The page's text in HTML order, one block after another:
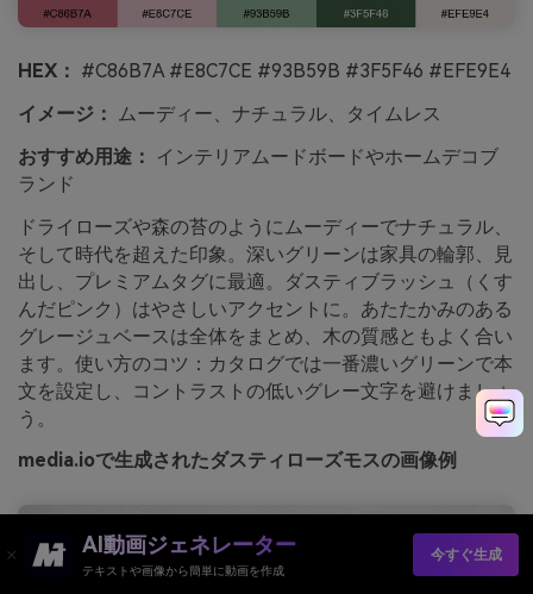
HEX： #C86B7A #E8C7CE #93B59B #3F5F46 #EFE9E4
イメージ： ムーディー、ナチュラル、タイムレス
おすすめ用途：
インテリアムードボードやホームデコブ
ランド
ドライローズや森の苔のようにムーディーでナチュラル、
そして時代を超えた印象。深いグリーンは家具の輪郭、見
出し、プレミアムタグに最適。ダスティブラッシュ（くす
んだピンク）はやさしいアクセントに。あたたかみのある
グレージュベースは全体をまとめ、木の質感ともよく合い
ます。使い方のコツ：カタログでは一番濃いグリーンで本
文を設定し、コントラストの低いグレー文字を避けましょ
う。
media.ioで生成されたダスティローズモスの画像例
AI動画ジェネレーター
テキストや画像から簡単に動画を作成
今すぐ生成